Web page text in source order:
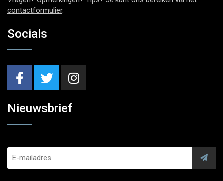
contactformulier.
Socials
Nieuwsbrief